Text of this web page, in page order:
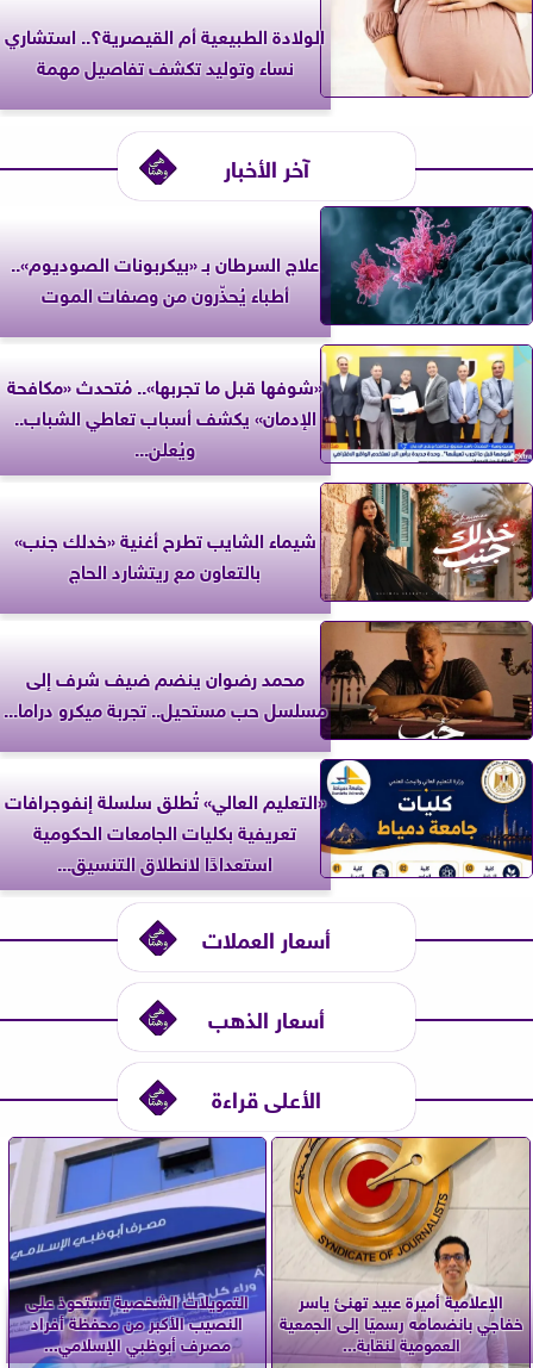
الولادة الطبيعية أم القيصرية؟.. استشاري
نساء وتوليد تكشف تفاصيل مهمة
آخر الأخبار
علاج السرطان بـ «بيكربونات الصوديوم»..
أطباء يُحذّرون من وصفات الموت
«شوفها قبل ما تجربها».. مُتحدث «مكافحة
الإدمان» يكشف أسباب تعاطي الشباب..
ويُعلن...
شيماء الشايب تطرح أغنية «خدلك جنب»
بالتعاون مع ريتشارد الحاج
محمد رضوان ينضم ضيف شرف إلى
مسلسل حب مستحيل.. تجربة ميكرو دراما...
«التعليم العالي» تُطلق سلسلة إنفوجرافات
تعريفية بكليات الجامعات الحكومية
استعدادًا لانطلاق التنسيق...
أسعار العملات
أسعار الذهب
الأعلى قراءة
الإعلامية أميرة عبيد تهنئ ياسر
خفاجي بانضمامه رسميًا إلى الجمعية
العمومية لنقابة...
التمويلات الشخصية تستحوذ على
النصيب الأكبر من محفظة أفراد
مصرف أبوظبي الإسلامي...